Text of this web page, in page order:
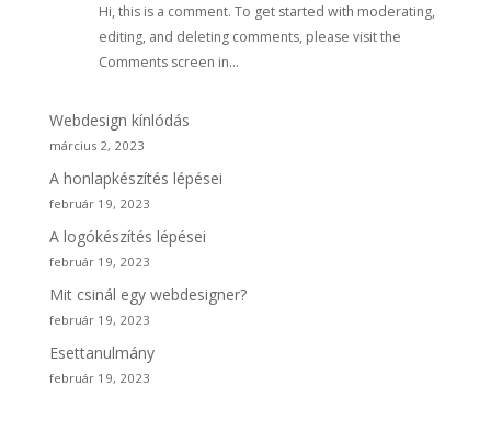
Hi, this is a comment. To get started with moderating,
editing, and deleting comments, please visit the
Comments screen in…
Webdesign kínlódás
március 2, 2023
A honlapkészítés lépései
február 19, 2023
A logókészítés lépései
február 19, 2023
Mit csinál egy webdesigner?
február 19, 2023
Esettanulmány
február 19, 2023